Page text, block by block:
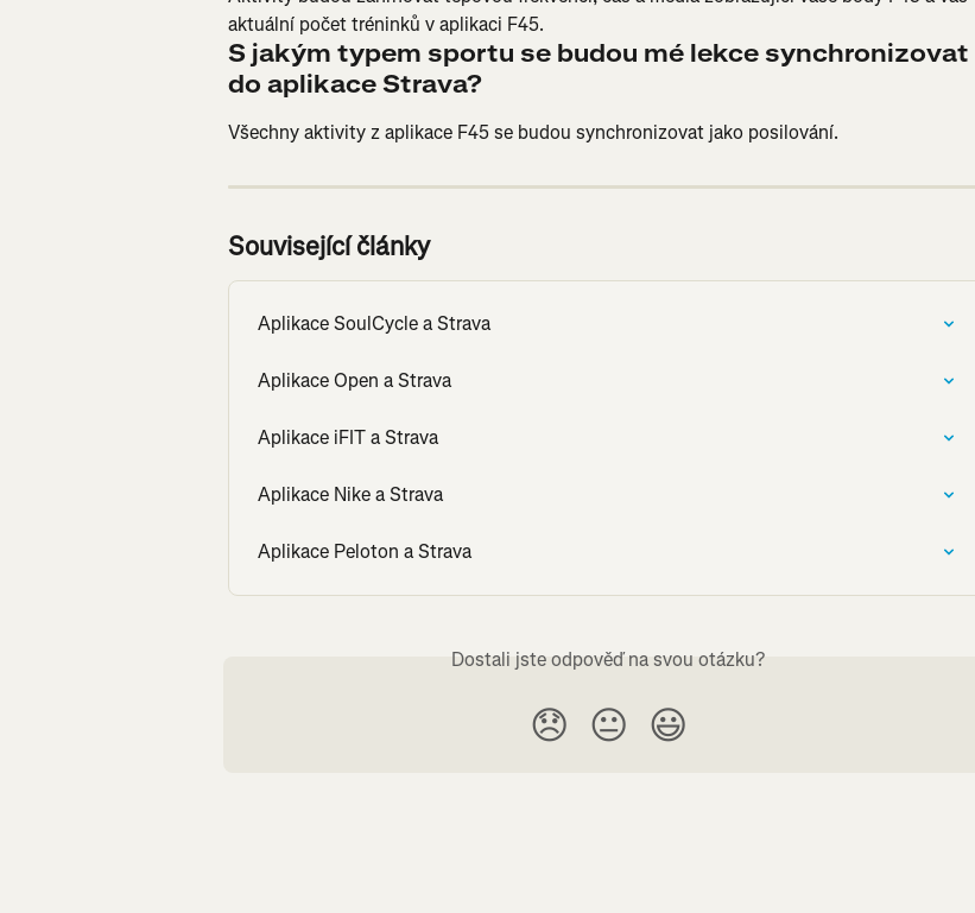
aktuální počet tréninků v aplikaci F45.
S jakým typem sportu se budou mé lekce synchronizovat
do aplikace Strava?
Všechny aktivity z aplikace F45 se budou synchronizovat jako posilování.
Související články
Aplikace SoulCycle a Strava
Aplikace Open a Strava
Aplikace iFIT a Strava
Aplikace Nike a Strava
Aplikace Peloton a Strava
Dostali jste odpověď na svou otázku?
😞 😐 😃